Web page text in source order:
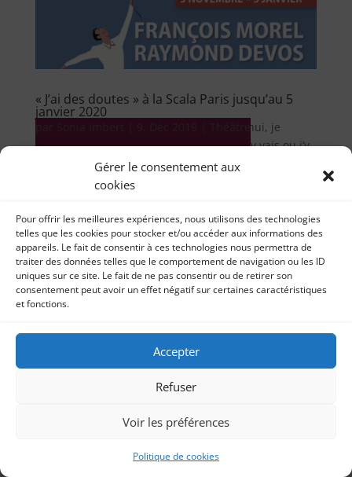
Gérer le consentement aux
cookies
Pour offrir les meilleures expériences, nous utilisons des technologies
telles que les cookies pour stocker et/ou accéder aux informations des
appareils. Le fait de consentir à ces technologies nous permettra de
traiter des données telles que le comportement de navigation ou les ID
uniques sur ce site. Le fait de ne pas consentir ou de retirer son
consentement peut avoir un effet négatif sur certaines caractéristiques
et fonctions.
Accepter
Refuser
Voir les préférences
Politique de cookies
« J’ai des doutes » à la Scala Paris jusqu’au 5
janvier 2020
Théâtre scala 9 décembre 2019 Aujourd’hui, je
partage avec vous ma chronique vidéo “J’y vais ou j’y
vais pas”. Il...